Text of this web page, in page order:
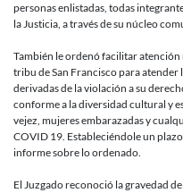
personas enlistadas, todas
la Justicia, a través de su núcleo
También le ordenó facilitar
tribu de San Francisco para
derivadas de la violación a su
conforme a la diversidad cultural y
vejez, mujeres embarazadas y
COVID 19. Estableciéndole un
informe sobre lo ordenado.
El Juzgado reconoció la gravedad